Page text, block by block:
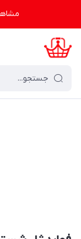
کرال شاپینگ /